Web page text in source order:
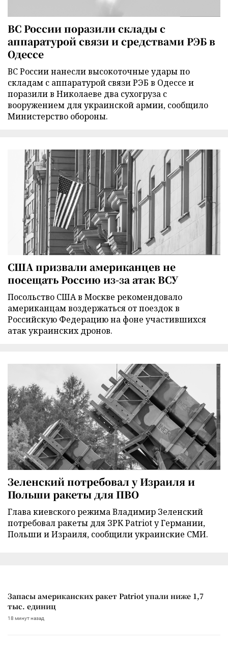
ВС России поразили склады с
аппаратурой связи и средствами РЭБ в
Одессе
ВС России нанесли высокоточные удары по
складам с аппаратурой связи РЭБ в Одессе и
поразили в Николаеве два сухогруза с
вооружением для украинской армии, сообщило
Министерство обороны.
США призвали американцев не
посещать Россию из-за атак ВСУ
Посольство США в Москве рекомендовало
американцам воздержаться от поездок в
Российскую Федерацию на фоне участившихся
атак украинских дронов.
Зеленский потребовал у Израиля и
Польши ракеты для ПВО
Глава киевского режима Владимир Зеленский
потребовал ракеты для ЗРК Patriot у Германии,
Польши и Израиля, сообщили украинские СМИ.
Запасы американских ракет Patriot упали ниже 1,7
тыс. единиц
18 минут назад